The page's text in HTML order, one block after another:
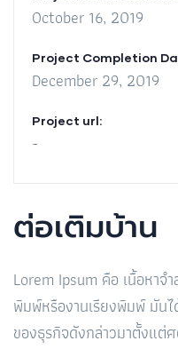
October 16, 2019
Project Completion
December 29, 2019
Project url:
-
ต่อเติมบ้าน
Lorem Ipsum คือ เนื้อหาจ
พิมพ์หรืองานเรียงพิมพ์ มันไ
ของธุรกิจดังกล่าวมาตั้งแต่